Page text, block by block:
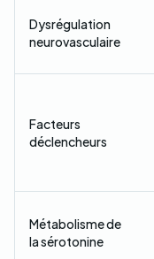
Dysrégulation
neurovasculaire
Facteurs
déclencheurs
Métabolisme de
la sérotonine